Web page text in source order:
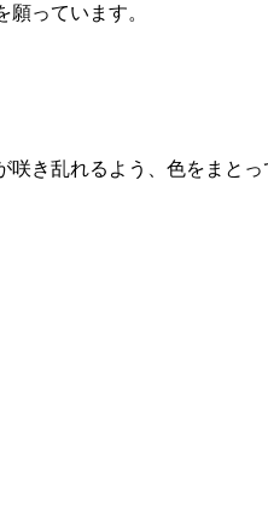
っています。
き乱れるよう、色をまとっ